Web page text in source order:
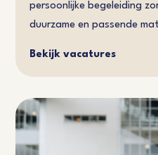
persoonlijke begeleiding
duurzame en passende
Bekijk vacatures